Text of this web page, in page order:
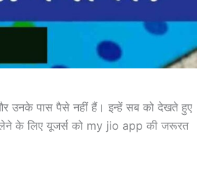
उनके पास पैसे नहीं हैं। इन्हें सब को देखते हुए
के लिए यूजर्स को my jio app की जरूरत